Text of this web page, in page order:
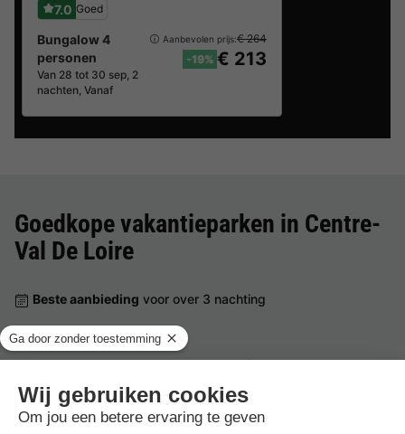
7.0 Goed
Bungalow 4
personen
Van 28 tot 30 sep, 2
nachten, Vanaf
Aanbevolen prijs:€ 264
-19% € 213
Goedkope vakantieparken in Centre-
Val De Loire
Beste aanbieding voor over 3 nachting
Center Parcs Les Hauts de Bruyères
Frankrijk-Centre-val de loire- Chaumont sur tharonne
Beste aanbieding